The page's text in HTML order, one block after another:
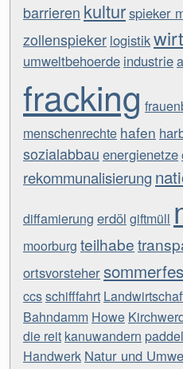
barrieren kulturspieker
zollenspieker logistik
umweltbehoerde industrie
fracking
menschenrechte hafen
sozialabbau energienetze
rekommunalisierung
diffamierung erdöl giftmüll
moorburg teilhabe
ortsvorsteher
ccsschifffahrt
Bahndamm Howe
die reit kanuwandern
Handwerk Natur und